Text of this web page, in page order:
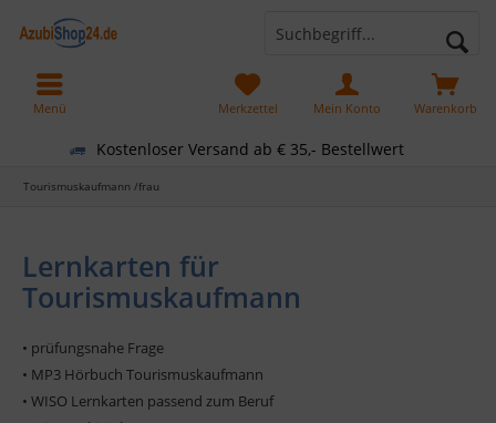
Kostenloser Versand ab € 35,- Bestellwert
Warenkorb
Merkzettel Mein Konto
Menü
Tourismuskaufmann /frau
Lernkarten für
Tourismuskaufmann
• prüfungsnahe Frage
• MP3 Hörbuch Tourismuskaufmann
• WISO Lernkarten passend zum Beruf